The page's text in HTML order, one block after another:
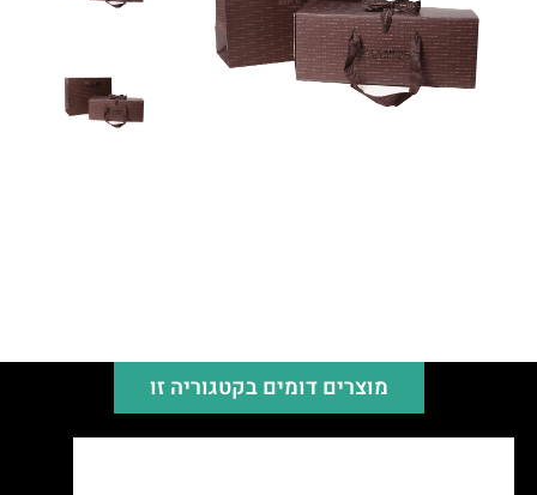
מוצרים דומים בקטגוריה זו